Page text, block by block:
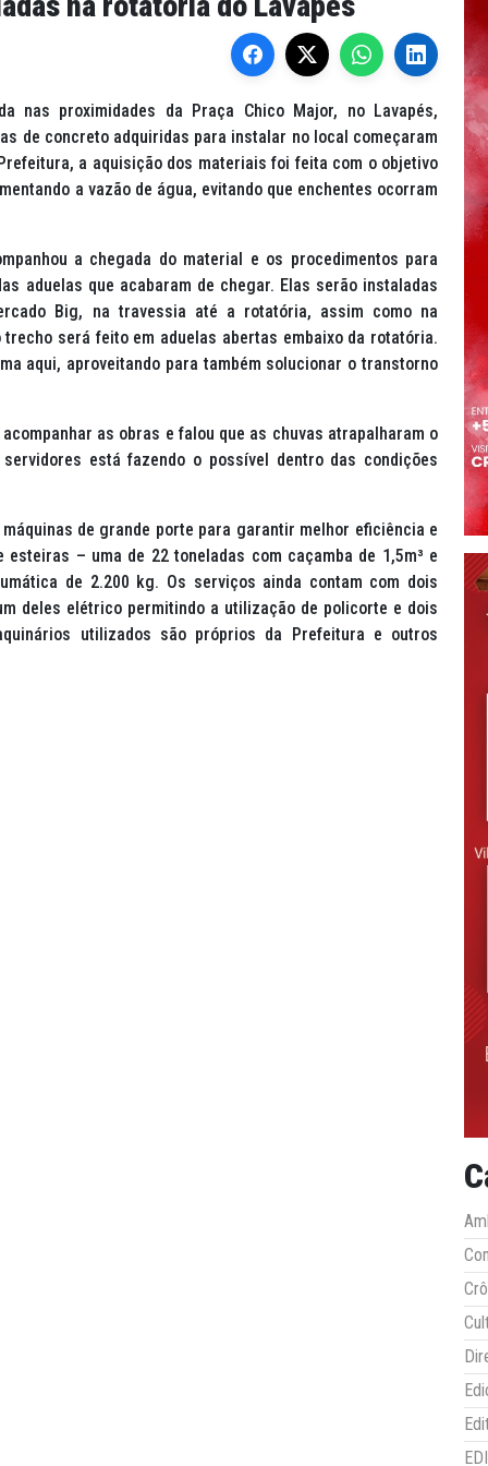
nas proximidades da Praça Chico Major, no Lavapés,
de concreto adquiridas para instalar no local começaram
a aquisição dos materiais foi feita com o objetivo
a vazão de água, evitando que enchentes ocorram
a chegada do material e os procedimentos para
aduelas que acabaram de chegar. Elas serão instaladas
Big, na travessia até a rotatória, assim como na
será feito em aduelas abertas embaixo da rotatória.
aqui, aproveitando para também solucionar o transtorno
as obras e falou que as chuvas atrapalharam o
está fazendo o possível dentro das condições
de grande porte para garantir melhor eficiência e
– uma de 22 toneladas com caçamba de 1,5m³ e
de 2.200 kg. Os serviços ainda contam com dois
deles elétrico permitindo a utilização de policorte e dois
utilizados são próprios da Prefeitura e outros